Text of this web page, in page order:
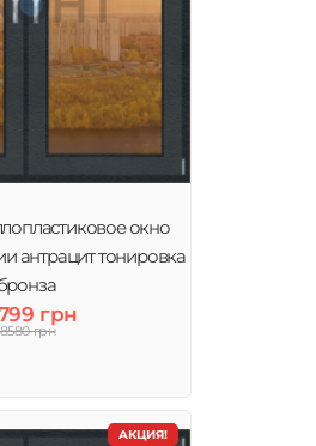
окно
антрацит тонировка
грн
8580 грн
АКЦИЯ!